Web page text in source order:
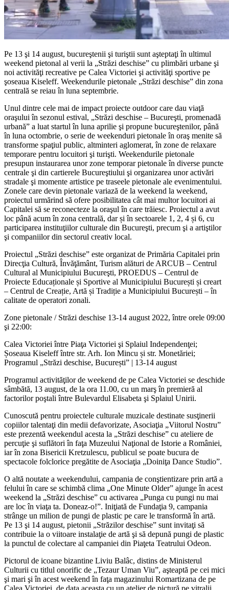
Pe 13 şi 14 august, bucureştenii şi turiştii sunt aşteptaţi în ultimul
weekend pietonal al verii la „Străzi deschise” cu plimbări urbane şi
noi activităţi recreative pe Calea Victoriei şi activităţi sportive pe
şoseaua Kiseleff. Weekendurile pietonale „Străzi deschise” din zona
centrală se reiau în luna septembrie.
Unul dintre cele mai de impact proiecte outdoor care dau viaţă
oraşului în sezonul estival, „Străzi deschise – Bucureşti, promenadă
urbană” a luat startul în luna aprilie şi propune bucureştenilor, până
în luna octombrie, o serie de weekenduri pietonale în oraş menite să
transforme spaţiul public, altminteri aglomerat, în zone de relaxare
temporare pentru locuitori şi turişti. Weekendurile pietonale
presupun instaurarea unor zone temporar pietonale în diverse puncte
centrale şi din cartierele Bucureştiului şi organizarea unor activări
stradale şi momente artistice pe traseele pietonale ale evenimentului.
Zonele care devin pietonale variază de la weekend la weekend,
proiectul urmărind să ofere posibilitatea cât mai multor locuitori ai
Capitalei să se reconecteze la oraşul în care trăiesc. Proiectul a avut
loc până acum în zona centrală, dar și în sectoarele 1, 2, 4 și 6, cu
participarea instituţiilor culturale din Bucureşti, precum şi a artiştilor
şi companiilor din sectorul creativ local.
Proiectul „Străzi deschise” este organizat de Primăria Capitalei prin
Direcţia Cultură, Învăţământ, Turism alături de ARCUB – Centrul
Cultural al Municipiului Bucureşti, PROEDUS – Centrul de
Proiecte Educaționale și Sportive al Municipiului București și creart
– Centrul de Creație, Artă și Tradiție a Municipiului București – în
calitate de operatori zonali.
Zone pietonale / Străzi deschise 13-14 august 2022, între orele 09:00
şi 22:00:
Calea Victoriei între Piaţa Victoriei şi Splaiul Independenţei;
Șoseaua Kiseleff între str. Arh. Ion Mincu și str. Monetăriei;
Programul „Străzi deschise, București” | 13-14 august
Programul activităţilor de weekend de pe Calea Victoriei se deschide
sâmbătă, 13 august, de la ora 11.00, cu un marş în premieră al
factorilor poştali între Bulevardul Elisabeta şi Splaiul Unirii.
Cunoscută pentru proiectele culturale muzicale destinate susţinerii
copiilor talentaţi din medii defavorizate, Asociaţia „Viitorul Nostru”
este prezentă weekendul acesta la „Străzi deschise” cu ateliere de
percuţie şi suflători în faţa Muzeului Naţional de Istorie a României,
iar în zona Bisericii Kretzulescu, publicul se poate bucura de
spectacole folclorice pregătite de Asociaţia „Doiniţa Dance Studio”.
O altă noutate a weekendului, campania de conştientizare prin artă a
felului în care se schimbă clima „One Minute Older” ajunge în acest
weekend la „Străzi deschise” cu activarea „Punga cu pungi nu mai
are loc în viaţa ta. Doneaz-o!”. Iniţiată de Fundaţia 9, campania
strânge un milion de pungi de plastic pe care le transformă în artă.
Pe 13 şi 14 august, pietonii „Străzilor deschise” sunt invitaţi să
contribuie la o viitoare instalaţie de artă şi să depună pungi de plastic
la punctul de colectare al campaniei din Piaţeta Teatrului Odeon.
Pictorul de icoane bizantine Liviu Balâc, distins de Ministerul
Culturii cu titlul onorific de „Tezaur Uman Viu”, aşteaptă pe cei mici
şi mari şi în acest weekend în faţa magazinului Romartizana de pe
Calea Victoriei, de data aceasta cu un atelier de pictură pe vitralii.